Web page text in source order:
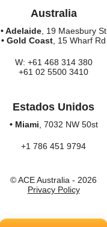
Australia
• Adelaide , 19 Maesbury St
• Gold Coast , 15 Wharf Rd
W: +61 468 314 380
+61 02 5500 3410
Estados Unidos
• Miami , 7032 NW 50st
+1 786 451 9794
© ACE Australia - 2026
Privacy Policy